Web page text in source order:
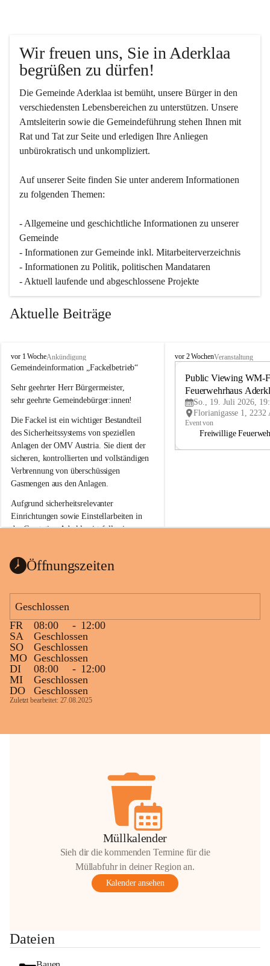
Wir freuen uns, Sie in Aderklaa
begrüßen zu dürfen!
Die Gemeinde Aderklaa ist bemüht, unsere Bürger in den
verschiedensten Lebensbereichen zu unterstützen. Unsere
Amtsleiterin sowie die Gemeindeführung stehen Ihnen mit
Rat und Tat zur Seite und erledigen Ihre Anliegen
unbürokratisch und unkompliziert.
Auf unserer Seite finden Sie un­ter an­de­rem Informationen
zu folgenden Themen:
- Allgemeine und geschichtliche Informationen zu unserer
Gemeinde
- Informationen zur Gemeinde inkl. Mitarbeiterverzeichnis
- Informationen zu Politik, politischen Mandataren
- Aktuell laufende und abgeschlossene Projekte
Aktuelle Beiträge
A
d
r
k
a
a
vor 1 WocheAnkündigung
Gemeindeinformation „Fackelbetrieb“
Sehr geehrter Herr Bürgermeister,
sehr geehrte Gemeindebürger:innen!
Die Fackel ist ein wichtiger Bestandteil
des Sicherheitssystems von speziellen
Anlagen der OMV Austria. Sie dient der
sicheren, kontrollierten und vollständigen
Verbrennung von überschüssigen
Gasmengen aus den Anlagen.
Aufgrund sicherheitsrelevanter
Einrichtungen sowie Einstellarbeiten in
der Gasstation Aderklaa ist fallweise
kommenden Tagen und Wochen wird
sein.
Die OMV Austria ist bemüht, für die
Bevölkerung ungewohnte, jedoch
technisch notwendige Betriebszustände so
kurz wie möglich zu halten.
Wir bitten daher die umliegende
Bevölkerung um Verständnis.
anrainer-service@omv.com
Bei Fragen, Anliegen oder Beschwerden.
Die OMV wird im Zuge von
A
vor 2 WochenVeranstaltung
Public Viewing WM-
Feuerwehrhaus
So., 19. Juli 2026,
Event von
Freiwillige
Öffnungszeiten
Geschlossen
FR
08:00 - 12:00
SA
Geschlossen
SO
Geschlossen
MO Geschlossen
DI
08:00 - 12:00
MI
Geschlossen
DO
Geschlossen
Zuletzt bearbeitet: 27.08.2025
Müllkalender
Sieh dir die kommenden Termine für die
Müllabfuhr in deiner Region an.
Kalender ansehen
Dateien